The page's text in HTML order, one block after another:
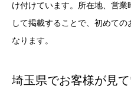
け付けています。所在地、営
して掲載することで、初めての
なります。
埼玉県でお客様が見